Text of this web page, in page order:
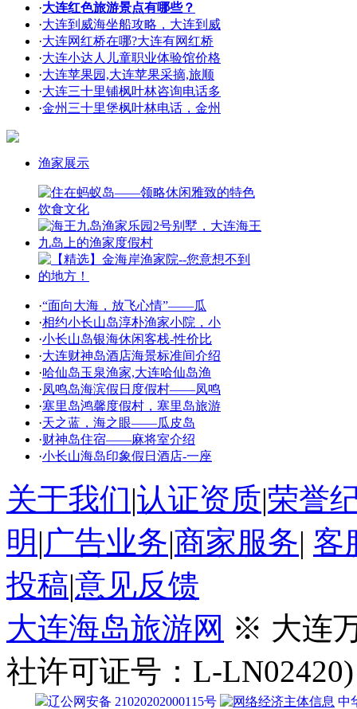
·大连红色旅游景点有哪些？
·大连到威海坐船攻略，大连到威
·大连网红桥在哪?大连有网红桥
·大连小达人儿童职业体验馆价格
·大连苹果园,大连苹果采摘,旅顺
·大连三十里铺枫叶林咨询电话多
·金州三十里堡枫叶林电话，金州
渔家展示
·“面向大海，放飞心情”——瓜
·相约小长山岛淳朴渔家小院，小
·小长山岛银海休闲客栈-性价比
·大连财神岛酒店海景标准间介绍
·哈仙岛玉泉渔家,大连哈仙岛渔
·凤鸣岛海滨假日度假村——凤鸣
·塞里岛鸿馨度假村，塞里岛旅游
·天之蓝，海之眼——瓜皮岛
·财神岛住宿——麻将室介绍
·小长山海岛印象假日酒店-一座
关于我们|认证资质|荣誉
明 |广告业务|商家服务| 客
投稿|意见反馈
大连海岛旅游网 ※ 大连
社许可证号：L-LN02420)
辽公网安备 21020202000115号 中